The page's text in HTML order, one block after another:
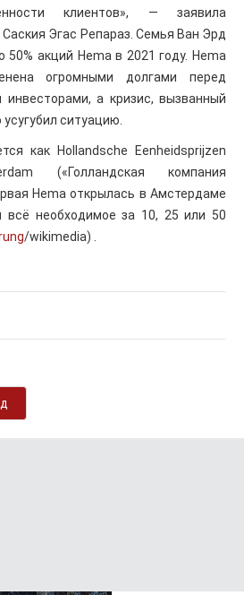
клиентов», — заявила
Эгас Репараз. Семья Ван Эрд
50% акций Hema в 2021 году. Hema
огромными долгами перед
а кризис, вызванный
ситуацию.
как Hollandsche Eenheidsprijzen
(«Голландская компания
Hema открылась в Амстердаме
всё необходимое за 10, 25 или 50
/wikimedia) .